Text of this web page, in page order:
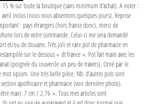
15 % sur toute la boutique (sans minimum d’achat). A noter :
inclus (nous nous absentons quelques jours). Reprise
: pays étrangers (hors france donc), merci de
lors de votre commande. Celui-ci me sera demandé
et/ou de douane. Très joli et rare pot de pharmacie en
sur le dessous « dt france ». Pot fait main avec les
(poignée du couvercle un peu de travers). Orné par le
opium. Une très belle pièce. Nb: d’autres pots sont
apothicaire et pharmacie (voir dernière photo).
maxi: 7 cm / 2,76 ». Tous mes articles sont